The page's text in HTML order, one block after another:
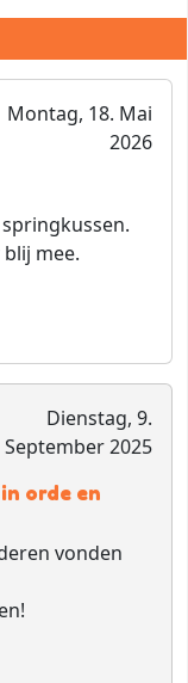
Montag, 18. Mai
2026
mee.
Dienstag, 9.
September 2025
orde en
vonden